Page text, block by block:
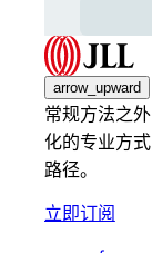
arrow_upward
常规方法之
化的专业方
路径。
立即订阅